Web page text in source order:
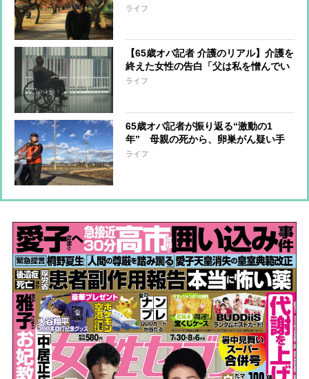
った2か月後に永遠に別れるまで
ライフ
【65歳オバ記者 介護のリアル】介護を
終えた女性の告白「父は私を憎んでい
た」 父娘の関係はなぜ“崩壊”したの
ライフ
65歳オバ記者が振り返る“激動の1
年” 母親の死から、卵巣がん疑い手
術、『あさイチ』生出演まで
ライフ